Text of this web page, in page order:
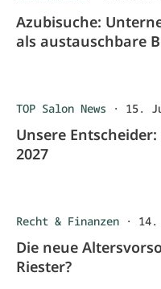
Azubisuche:
als austauschbare
TOP Salon News · 15.
Unsere
2027
Recht & Finanzen ·
Die neue
Riester?